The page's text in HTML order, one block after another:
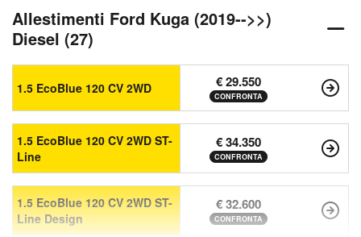
Allestimenti Ford Kuga (2019-->>)
Diesel (27)
1.5 EcoBlue 120 CV 2WD € 29.550
CONFRONTA
1.5 EcoBlue 120 CV 2WD ST-
Line
€ 34.350
CONFRONTA
1.5 EcoBlue 120 CV 2WD ST-
Line Design
€ 32.600
CONFRONTA